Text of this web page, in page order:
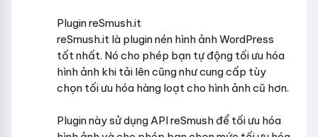
Plugin reSmush.it
reSmush.it là plugin nén hình ảnh WordPress
tốt nhất. Nó cho phép bạn tự động tối ưu hóa
hình ảnh khi tải lên cũng như cung cấp tùy
chọn tối ưu hóa hàng loạt cho hình ảnh cũ hơn.
Plugin này sử dụng API reSmush để tối ưu hóa